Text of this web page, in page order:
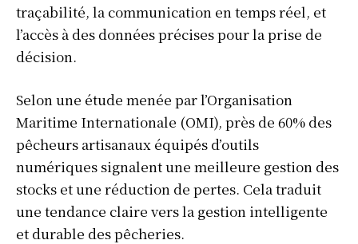
traçabilité, la communication en temps réel, et
l’accès à des données précises pour la prise de
décision.
Selon une étude menée par l’Organisation
Maritime Internationale (OMI), près de 60% des
pêcheurs artisanaux équipés d’outils
numériques signalent une meilleure gestion des
stocks et une réduction de pertes. Cela traduit
une tendance claire vers la gestion intelligente
et durable des pêcheries.